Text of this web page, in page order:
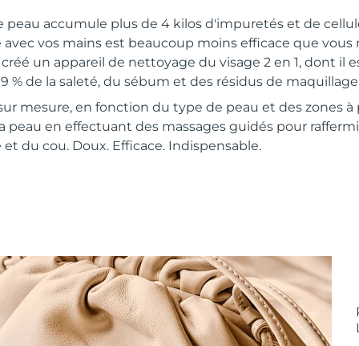
peau accumule plus de 4 kilos d'impuretés et de
vos mains est beaucoup moins efficace que vous
un appareil de nettoyage du visage 2 en 1, dont il
% de la saleté, du sébum et des résidus de
mesure, en fonction du type de peau et des zones à
peau en effectuant des massages guidés pour
du cou. Doux. Efficace. Indispensable.